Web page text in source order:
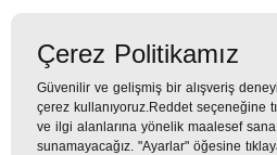
iPad 11 Nesil WiFi
MD4D4TU/A Tablet
Çerez Politikamız
Güvenilir ve gelişmiş bir alışveriş
çerez kullanıyoruz.Reddet seçeneğine
ve ilgi alanlarına yönelik maalesef
sunamayacağız. "Ayarlar" öğesine